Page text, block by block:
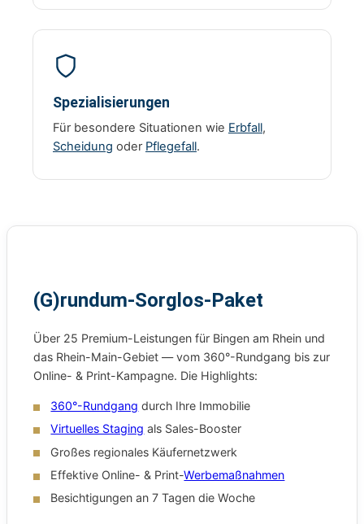
Spezialisierungen
Für besondere Situationen wie Erbfall,
Scheidung oder Pflegefall.
(G)rundum-Sorglos-Paket
Über 25 Premium-Leistungen für Bingen am Rhein und
das Rhein-Main-Gebiet — vom 360°-Rundgang bis zur
Online- & Print-Kampagne. Die Highlights:
360°-Rundgang durch Ihre Immobilie
Virtuelles Staging als Sales-Booster
Großes regionales Käufernetzwerk
Effektive Online- & Print-Werbemaßnahmen
Besichtigungen an 7 Tagen die Woche